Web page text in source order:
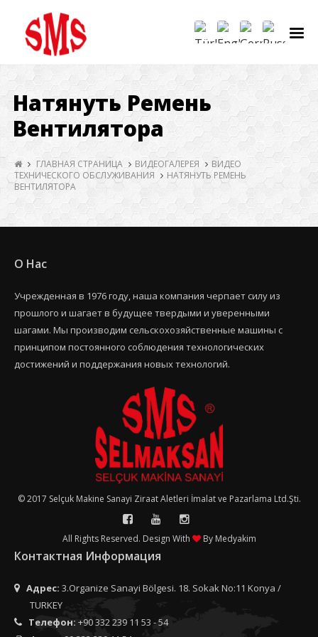
Натянуть Ремень
Вентилятора
ГЛАВНАЯ СТРАНИЦА ВИДЕОГАЛЕРЕЯ
ВИДЕО
ТЕХНИЧЕСКОГО ОБСЛУЖИВАНИЯ
НАТЯНУТЬ РЕМЕНЬ
ВЕНТИЛЯТОРА
О Нас
Учрежденная в 1976 году, наша компания черпает силу из
прошлого и шагает в будущее твердыми и уверенными
шагами. Мы производим сельскохозяйственные машины с
принципом постоянного соблюдения технологических
достижений и поддержания новых технологий.
© 2017 Selçuk Makine Sanayi Ziraat Aletleri İmalat ve Pazarlama Ltd.Şti.
All Rights Reserved. Design With By Medyakim
Контактная Информация
Адрес: 3.Organize Sanayi Bölgesi. 18. Sokak No:11 Konya /
TURKEY
Телефон: +90 332 239 11 53 - 54